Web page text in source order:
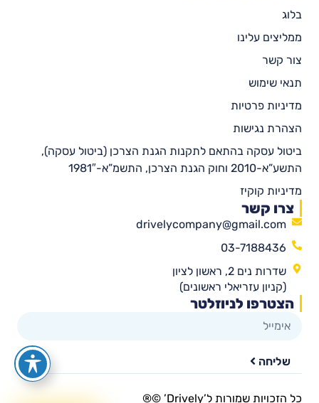
בלוג
ממליצים עלינו
צור קשר
תנאי שימוש
מדיניות פרטיות
הצהרת נגישות
ביטול עסקה בהתאם לתקנות הגנת הצרכן (ביטול עסקה),
התשע”א-2010 וחוק הגנת הצרכן, התשמ”א-1981″
מדיניות קוקיז
צרו קשר
drivelycompany@gmail.com
03-7188436
שדרות נים 2, ראשון לציון
(קניון עזריאלי ראשונים)
הצטרפו לניוזלטר
שליחה
כל הזכויות שמורות ל’Drively’ ©®​